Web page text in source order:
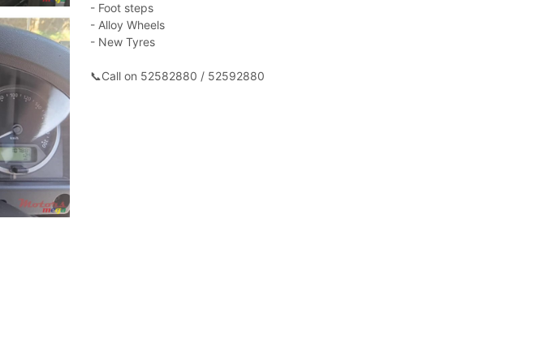
- Foot steps
- Alloy Wheels
- New Tyres
📞Call on 52582880 / 52592880